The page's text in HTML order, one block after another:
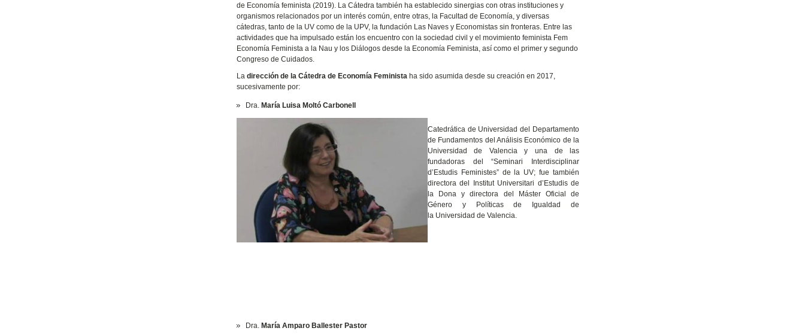
de Economía feminista (2019). La Cátedra también ha establecido sinergias con otras instituciones y
organismos relacionados por un interés común, entre otras, la Facultad de Economía, y diversas
cátedras, tanto de la UV como de la UPV, la fundación Las Naves y Economistas sin fronteras. Entre las
actividades que ha impulsado están los encuentro con la sociedad civil y el movimiento feminista Fem
Economía Feminista a la Nau y los Diálogos desde la Economía Feminista, así como el primer y segundo
Congreso de Cuidados.
La dirección de la Cátedra de Economía Feminista ha sido asumida desde su creación en 2017,
sucesivamente por:
Dra. María Luisa Moltó Carbonell
Catedrática de Universidad del Departamento
de Fundamentos del Análisis Económico de la
Universidad de Valencia y una de las
fundadoras del “Seminari Interdisciplinar
d’Estudis Feministes” de la UV; fue también
directora del Institut Universitari d’Estudis de
la Dona y directora del Máster Oficial de
Género y Políticas de Igualdad de
la Universidad de Valencia.
Dra. María Amparo Ballester Pastor